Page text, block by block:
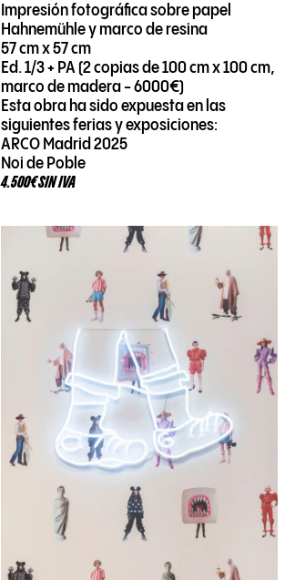
Impresión fotográfica sobre papel
Hahnemühle y marco de resina
57 cm x 57 cm
Ed. 1/3 + PA (2 copias de 100 cm x 100 cm,
marco de madera - 6000€)
Esta obra ha sido expuesta en las
siguientes ferias y exposiciones:
ARCO Madrid 2025
Noi de Poble
4.500€ SIN IVA